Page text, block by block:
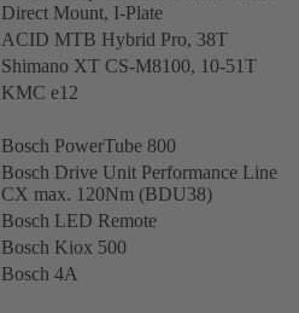
Direct Mount, I-Plate
ACID MTB Hybrid Pro, 38T
Shimano XT CS-M8100, 10-51T
KMC e12
Bosch PowerTube 800
Bosch Drive Unit Performance Line
CX max. 120Nm (BDU38)
Bosch LED Remote
Bosch Kiox 500
Bosch 4A